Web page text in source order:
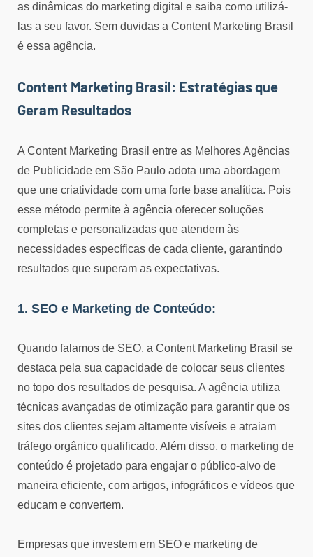
as dinâmicas do marketing digital e saiba como utilizá-
las a seu favor. Sem duvidas a Content Marketing Brasil
é essa agência.
Content Marketing Brasil: Estratégias que
Geram Resultados
A Content Marketing Brasil entre as Melhores Agências
de Publicidade em São Paulo adota uma abordagem
que une criatividade com uma forte base analítica. Pois
esse método permite à agência oferecer soluções
completas e personalizadas que atendem às
necessidades específicas de cada cliente, garantindo
resultados que superam as expectativas.
1. SEO e Marketing de Conteúdo:
Quando falamos de SEO, a Content Marketing Brasil se
destaca pela sua capacidade de colocar seus clientes
no topo dos resultados de pesquisa. A agência utiliza
técnicas avançadas de otimização para garantir que os
sites dos clientes sejam altamente visíveis e atraiam
tráfego orgânico qualificado. Além disso, o marketing de
conteúdo é projetado para engajar o público-alvo de
maneira eficiente, com artigos, infográficos e vídeos que
educam e convertem.
Empresas que investem em SEO e marketing de